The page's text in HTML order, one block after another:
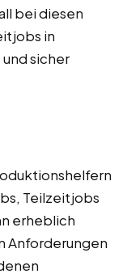
bei diesen
in
sicher
Teilzeitjobs
erheblich
Anforderungen